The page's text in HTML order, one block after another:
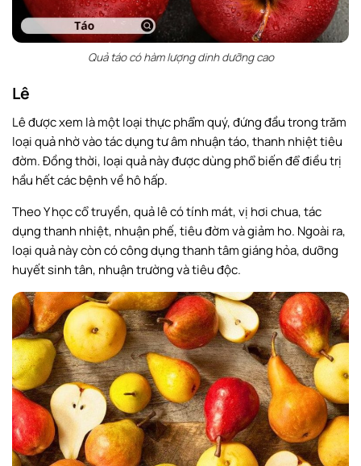
Quả táo có hàm lượng dinh dưỡng cao
Lê
Lê được xem là một loại thực phẩm quý, đứng đầu trong trăm
loại quả nhờ vào tác dụng tư âm nhuận táo, thanh nhiệt tiêu
đờm. Đồng thời, loại quả này được dùng phổ biến để điều trị
hầu hết các bệnh về hô hấp.
Theo Y học cổ truyền, quả lê có tính mát, vị hơi chua, tác
dụng thanh nhiệt, nhuận phế, tiêu đờm và giảm ho. Ngoài ra,
loại quả này còn có công dụng thanh tâm giáng hỏa, dưỡng
huyết sinh tân, nhuận trường và tiêu độc.